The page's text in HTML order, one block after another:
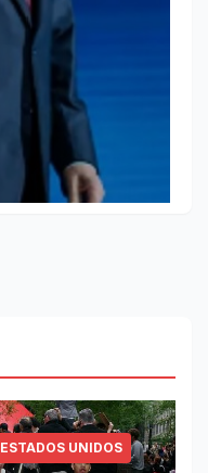
ESTADOS UNIDOS